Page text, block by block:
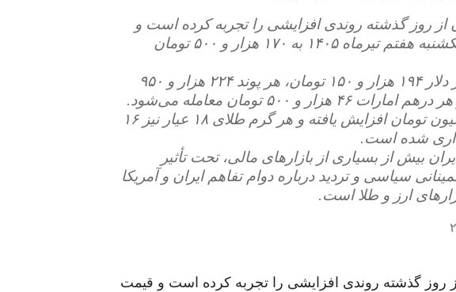
از روز گذشته روندی افزایشی را تجربه کرده است و
قیمت هر دلار آمریکا در ظهر روز یکشنبه هفتم تیرماه ۱۴۰۵ به ۱۷۰ هزار و ۵۰۰ تومان
- در نیمروز یکشنبه هفتم تیرماه هر دلار ۱۹۴ هزار و ۱۵۰ تومان، هر پوند ۲۲۴ هزار و ۹۵۰
- قیمت هر سکه طلا نیز به ۱۷۰ میلیون تومان افزایش یافته و هر گرم طلای ۱۸ عیار نیز ۱۶
بیش از بسیاری از بازارهای مالی، تحت تأثیر
سیاسی و تردید درباره دوام تفاهم ایران و آمریکا
ارز و طلا است.
روز گذشته روندی افزایشی را تجربه کرده است و قیمت